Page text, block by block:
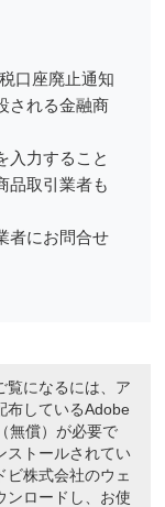
口座廃止通知
される金融商
入力すること
品取引業者も
者にお問合せ
覧になるには、ア
布しているAdobe
無償）が必要で
ストールされてい
ビ株式会社のウェ
ンロードし、お使